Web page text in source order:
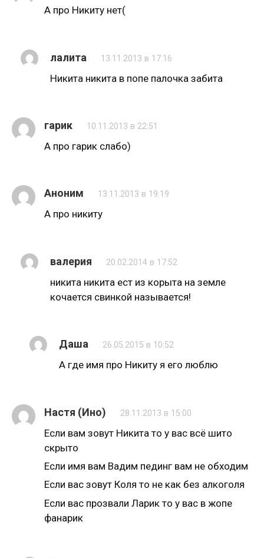
А про Никиту нет(
лалита 13.11.2013 в 17:16
Никита никита в попе палочка забита
гарик 10.11.2013 в 22:51
А про гарик слабо)
Аноним 13.11.2013 в 19:19
А про никиту
валерия 20.02.2014 в 17:52
никита никита ест из корыта на земле
кочается свинкой называется!
Даша 26.05.2015 в 10:52
А где имя про Никиту я его люблю
Настя (Ино) 28.11.2013 в 15:00
Если вам зовут Никита то у вас всë шито
скрыто
Если имя вам Вадим пединг вам не обходим
Если вас зовут Коля то не как без алкоголя
Если вас прозвали Ларик то у вас в жопе
фанарик